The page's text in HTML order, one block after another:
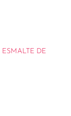
ESMALTE DE